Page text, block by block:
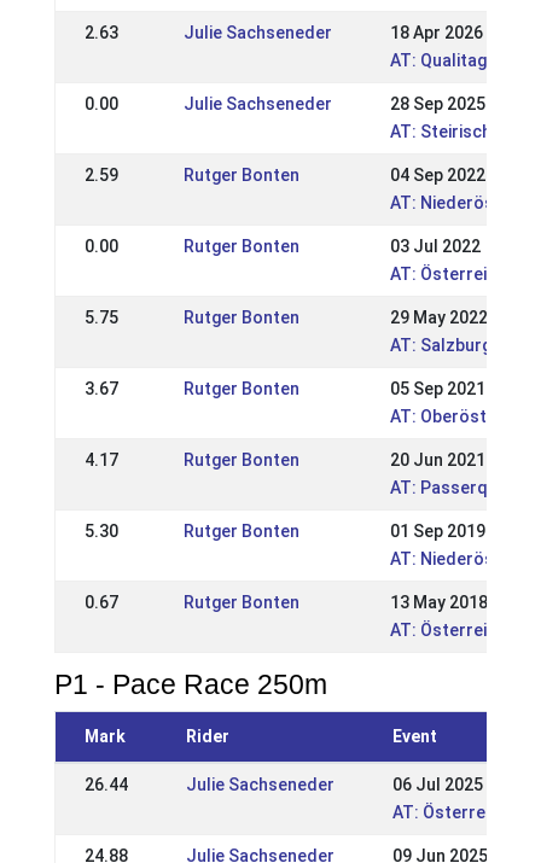
2.63 Julie Sachseneder
18 Apr 2026
AT: Qualitag
0.00 Julie Sachseneder
28 Sep 2025
AT: Steirische
2.59 Rutger Bonten
04 Sep 2022
AT:
0.00 Rutger Bonten
03 Jul 2022
AT:
5.75 Rutger Bonten
29 May 2022
AT: Salzburger
3.67 Rutger Bonten
05 Sep 2021
AT: Oberösterr.
4.17 Rutger Bonten
20 Jun 2021
AT: Passerquali
5.30 Rutger Bonten
01 Sep 2019
AT:
0.67 Rutger Bonten
13 May 2018
AT:
P1 - Pace Race 250m
Mark Rider Event
26.44 Julie Sachseneder
06 Jul 2025
AT:
24.88 Julie Sachseneder
09 Jun 2025